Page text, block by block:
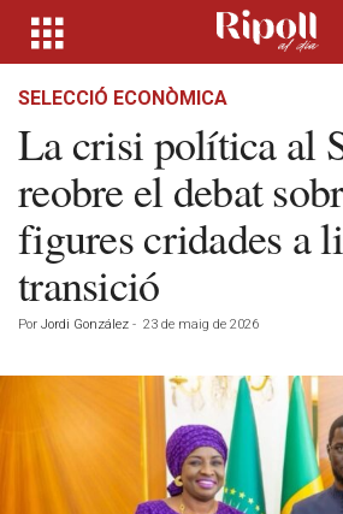
SELECCIÓ ECONÒMICA
La crisi política al
reobre el debat
figures cridades a
transició
Por Jordi González - 23 de maig de 2026